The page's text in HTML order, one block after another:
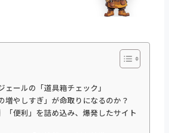
ェールの「道具箱チェック」
増やしすぎ」が命取りになるのか？
「便利」を詰め込み、爆発したサイト